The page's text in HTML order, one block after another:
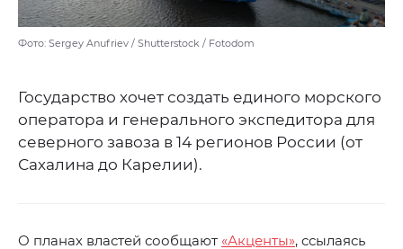
Фото: Sergey Anufriev / Shutterstock / Fotodom
Государство хочет создать единого морского
оператора и генерального экспедитора для
северного завоза в 14 регионов России (от
Сахалина до Карелии).
О планах властей сообщают «Акценты», ссылаясь